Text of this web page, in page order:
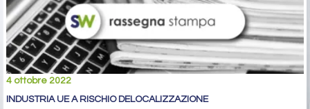
4 ottobre 2022
INDUSTRIA UE A RISCHIO DELOCALIZZAZIONE